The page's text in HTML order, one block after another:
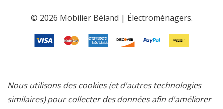
© 2026 Mobilier Béland | Électroménagers.
Nous utilisons des cookies (et d'autres technologies
similaires) pour collecter des données afin d'améliorer